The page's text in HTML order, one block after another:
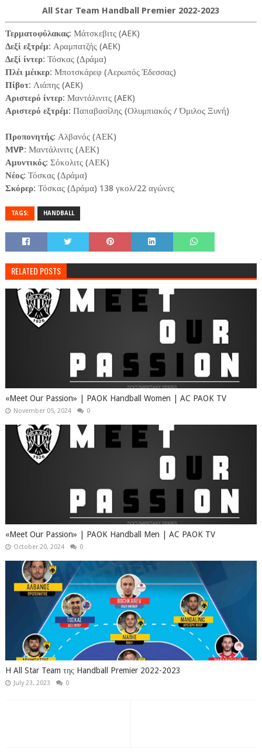
All Star Team Handball Premier 2022-2023
Τερματοφύλακας: Μάτσκεβιτς (AEK)
Δεξί εξτρέμ: Αραμπατζής (AEK)
Δεξί ίντερ: Τόσκας (Δράμα)
Πλέι μέικερ: Μποτσκάρεφ (Αερωπός Έδεσσας)
Πίβοτ: Λιάπης (AEK)
Αριστερό ίντερ: Μαντάλινιτς (AEK)
Αριστερό εξτρέμ: Παπαβασίλης (Ολυμπιακός / Όμιλος Ξυνή)
Προπονητής: Αλβανός (ΑΕΚ)
ΜVP: Μαντάλινιτς (ΑΕΚ)
Αμυντικός: Σόκολιτς (ΑΕΚ)
Νέος: Τόσκας (Δράμα)
Σκόρερ: Τόσκας (Δράμα) 138 γκολ/22 αγώνες
TAGS: HANDBALL
RELATED POSTS
«Meet Our Passion» | PAOK Handball Women | AC PAOK TV
November 05, 2024 0
«Meet Our Passion» | PAOK Handball Men | AC PAOK TV
October 20, 2024 0
H All Star Team της Handball Premier 2022-2023
July 23, 2023 0